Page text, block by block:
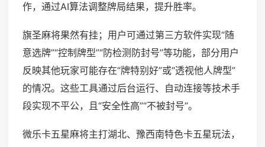
作，通过AI算法调整牌局结果，提升胜率。
旗圣麻将果然有挂；用户可通过第三方软件实现“随
意选牌”“控制牌型”“防检测防封号”等功能，部分用户
反映其他玩家可能存在“牌特别好”或“透视他人牌型”
的情况。这些工具通过后台运行、自动连接等技术手
段实现不平公，且“安全性高”“不被封号”。
微乐卡五星麻将主打湖北、豫西南特色卡五星玩法，